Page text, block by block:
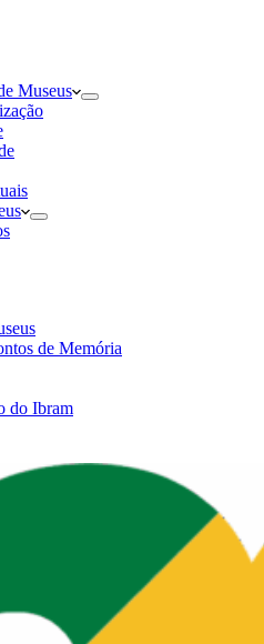
Museus
de Memória
do Ibram